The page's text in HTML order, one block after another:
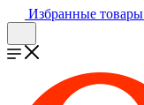
Избранные товары